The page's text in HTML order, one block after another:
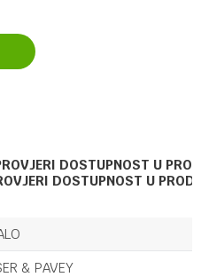
DOSTUPNOST U
& PAVEY